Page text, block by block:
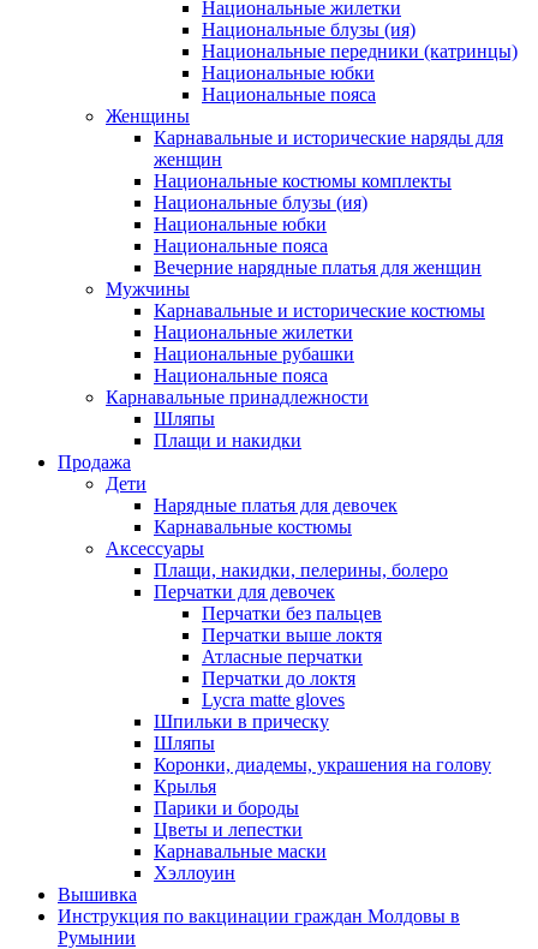
Национальные жилетки
Национальные блузы (ия)
Национальные передники (катринцы)
Национальные юбки
Национальные пояса
Женщины
Карнавальные и исторические наряды для
женщин
Национальные костюмы комплекты
Национальные блузы (ия)
Национальные юбки
Национальные пояса
Вечерние нарядные платья для женщин
Мужчины
Карнавальные и исторические костюмы
Национальные жилетки
Национальные рубашки
Национальные пояса
Карнавальные принадлежности
Шляпы
Плащи и накидки
Продажа
Дети
Нарядные платья для девочек
Карнавальные костюмы
Аксессуары
Плащи, накидки, пелерины, болеро
Перчатки для девочек
Перчатки без пальцев
Перчатки выше локтя
Атласные перчатки
Перчатки до локтя
Lycra matte gloves
Шпильки в прическу
Шляпы
Коронки, диадемы, украшения на голову
Крылья
Парики и бороды
Цветы и лепестки
Карнавальные маски
Хэллоуин
Вышивка
Инструкция по вакцинации граждан Молдовы в
Румынии